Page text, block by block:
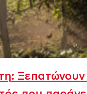
Ξεπατώνουν